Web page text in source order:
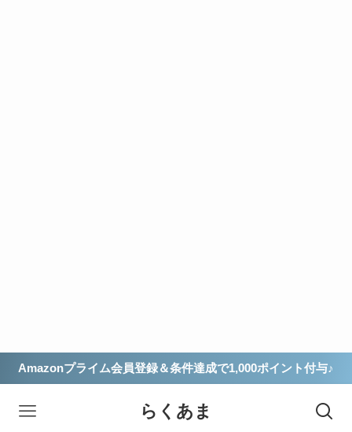
Amazonプライム会員登録＆条件達成で1,000ポイント付与♪
らくあま